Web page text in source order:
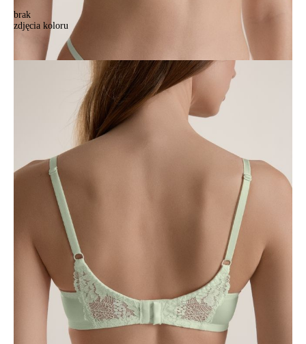
brak
zdjęcia koloru
Biustonosz C SUMMERTIME TB1260, r.70A, miętowy
Biustonosz C SUMMERTIME TB1260, r.70A, miętowy
163,90 zł
Tabela rozmiarów
70C
70D
+